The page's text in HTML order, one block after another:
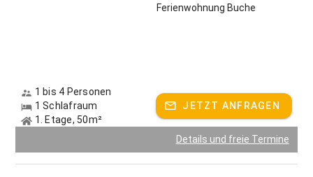
Für Kulturinteressierte: Freilichtmuseum Glentleiten
Ferienwohnung Buche
1 bis 4 Personen
1 Schlafraum
1. Etage, 50m²
JETZT ANFRAGEN
Details und freie Termine